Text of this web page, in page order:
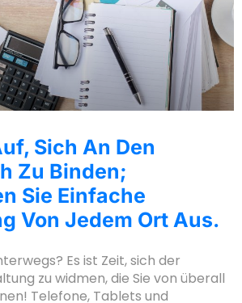
Sich An Den
Zu Binden;
Sie Einfache
Von Jedem Ort Aus.
Es ist Zeit, sich der
zu widmen, die Sie von überall
Telefone, Tablets und